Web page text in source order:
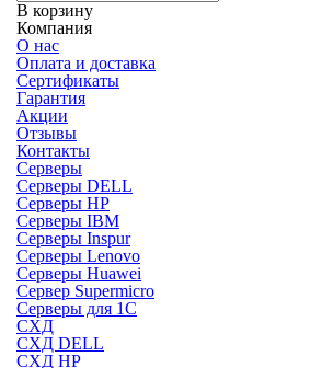
В корзину
Компания
О нас
Оплата и доставка
Сертификаты
Гарантия
Акции
Отзывы
Контакты
Серверы
Серверы DELL
Серверы HP
Серверы IBM
Серверы Inspur
Серверы Lenovo
Серверы Huawei
Сервер Supermicro
Серверы для 1C
СХД
СХД DELL
СХД HP